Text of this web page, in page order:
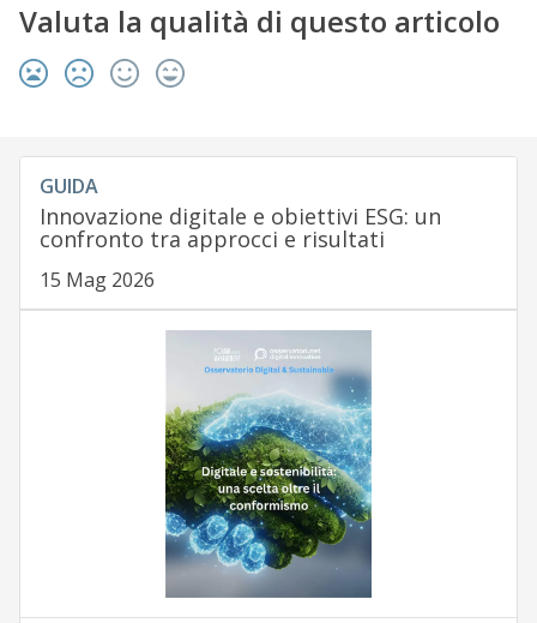
Valuta la qualità di questo articolo
GUIDA
Innovazione digitale e obiettivi ESG: un
confronto tra approcci e risultati
15 Mag 2026